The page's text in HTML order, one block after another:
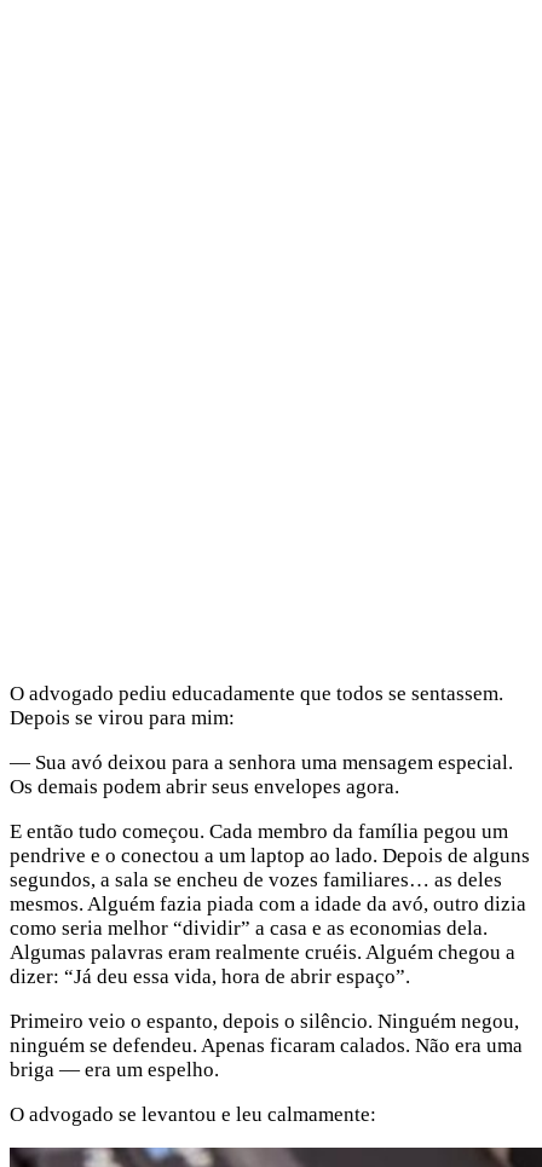
O advogado pediu educadamente que todos se sentassem.
Depois se virou para mim:
— Sua avó deixou para a senhora uma mensagem especial.
Os demais podem abrir seus envelopes agora.
E então tudo começou. Cada membro da família pegou um
pendrive e o conectou a um laptop ao lado. Depois de alguns
segundos, a sala se encheu de vozes familiares… as deles
mesmos. Alguém fazia piada com a idade da avó, outro dizia
como seria melhor “dividir” a casa e as economias dela.
Algumas palavras eram realmente cruéis. Alguém chegou a
dizer: “Já deu essa vida, hora de abrir espaço”.
Primeiro veio o espanto, depois o silêncio. Ninguém negou,
ninguém se defendeu. Apenas ficaram calados. Não era uma
briga — era um espelho.
O advogado se levantou e leu calmamente: